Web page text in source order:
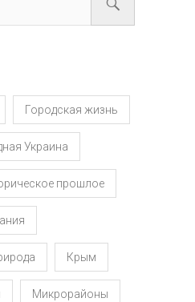
Городская жизнь
Украина
прошлое
Крым
Микрорайоны